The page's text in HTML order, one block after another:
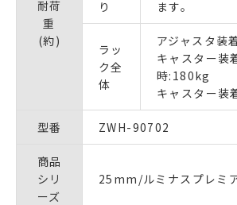
耐荷
重
(約)
り
ます。
ラッ
ク全
体
アジャスタ装
キャスター装
時:180kg
キャスター装
型番 ZWH-90702
商品
シリ
ーズ
25mm/ルミナスプレミ